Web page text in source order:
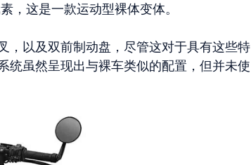
，这是一款运动型裸体变体。
，以及双前制动盘，尽管这对于具有这些特
统虽然呈现出与裸车类似的配置，但并未使